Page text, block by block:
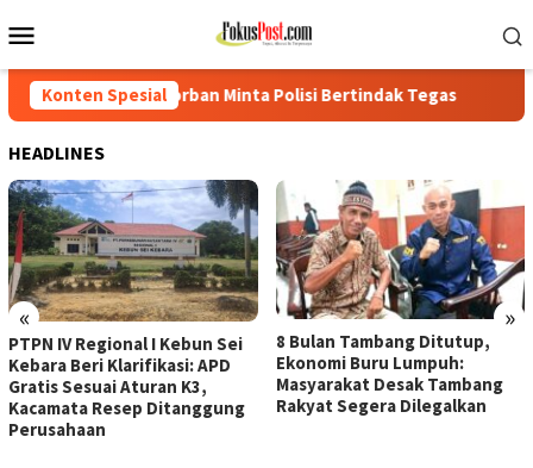
ke
Mobile
Konten Spesial
Minta Polisi Bertindak Tegas PTPN IV Regional I
HEADLINES
« »
PTPN IV Regional I Kebun Sei
Kebara Beri Klarifikasi: APD
Gratis Sesuai Aturan K3,
Kacamata Resep Ditanggung
Perusahaan
8 Bulan Tambang Ditutup,
Ekonomi Buru Lumpuh:
Masyarakat Desak Tambang
Rakyat Segera Dilegalkan